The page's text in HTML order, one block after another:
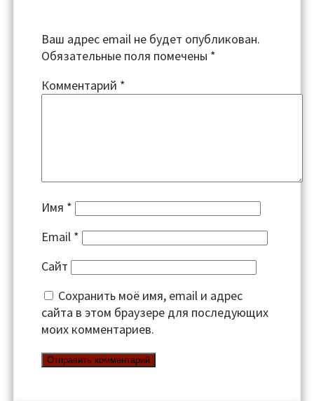
Ваш адрес email не будет опубликован.
Обязательные поля помечены *
Комментарий *
Имя *
Email *
Сайт
Сохранить моё имя, email и адрес
сайта в этом браузере для последующих
моих комментариев.